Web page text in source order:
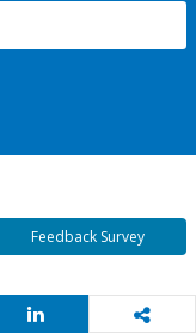
Feedback Survey